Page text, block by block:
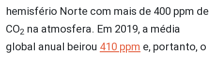
hemisfério Norte com mais de 400 ppm de
CO2 na atmosfera. Em 2019, a média
global anual beirou 410 ppm e, portanto, o